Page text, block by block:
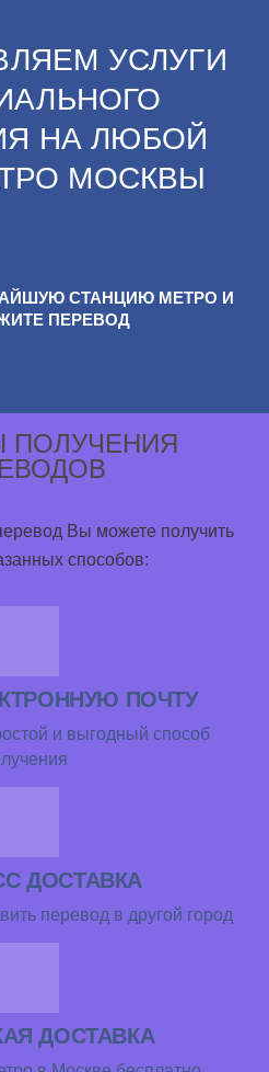
УСЛУГИ
НА ЛЮБОЙ
МОСКВЫ
СТАНЦИЮ МЕТРО И
ПЕРЕВОД
ПОЛУЧЕНИЯ
Вы можете получить
способов:
ПОЧТУ
и выгодный способ
ДОСТАВКА
перевод в другой город
ДОСТАВКА